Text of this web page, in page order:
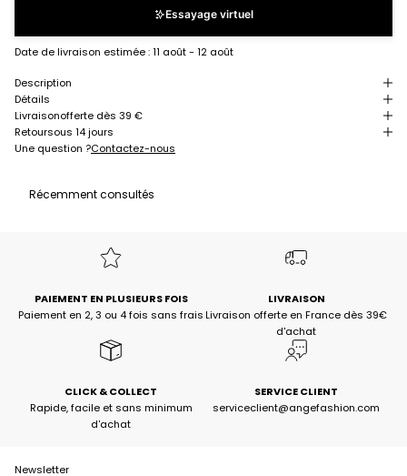
Essayage virtuel
Date de livraison estimée :11 août - 12 août
Description
Détails
Livraisonofferte dès 39 €
Retoursous 14 jours
Une question ?Contactez-nous
Récemment consultés
PAIEMENT EN PLUSIEURS FOIS
Paiement en 2, 3 ou 4 fois sans frais
LIVRAISON
Livraison offerte en France dès 39€
d'achat
CLICK & COLLECT
Rapide, facile et sans minimum
d'achat
SERVICE CLIENT
serviceclient@angefashion.com
Newsletter